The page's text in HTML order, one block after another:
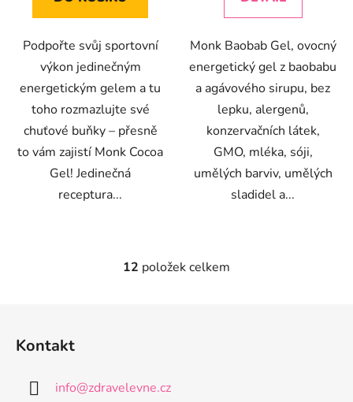
Podpořte svůj sportovní
výkon jedinečným
energetickým gelem a tu
toho rozmazlujte své
chuťové buňky – přesně
to vám zajistí Monk Cocoa
Gel! Jedinečná
receptura...
Monk Baobab Gel, ovocný
energetický gel z baobabu
a agávového sirupu, bez
lepku, alergenů,
konzervačních látek,
GMO, mléka, sóji,
umělých barviv, umělých
sladidel a...
O
12 položek celkem
Kontakt
info@zdravelevne.cz